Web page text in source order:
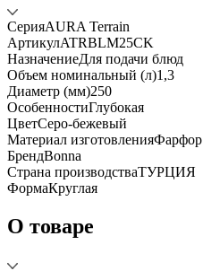
СерияAURA Terrain
АртикулATRBLM25CK
НазначениеДля подачи блюд
Объем номинальный (л)1,3
Диаметр (мм)250
ОсобенностиГлубокая
ЦветСеро-бежевый
Материал изготовленияФарфор
БрендBonna
Страна производстваТУРЦИЯ
ФормаКруглая
О товаре